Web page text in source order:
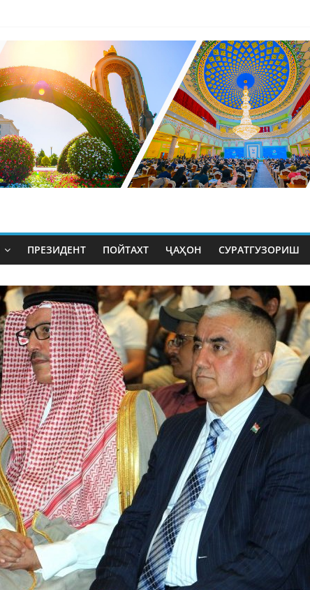
ПРЕЗИДЕНТ ПОЙТАХТ ҶАҲОН СУРАТГУЗОРИШ